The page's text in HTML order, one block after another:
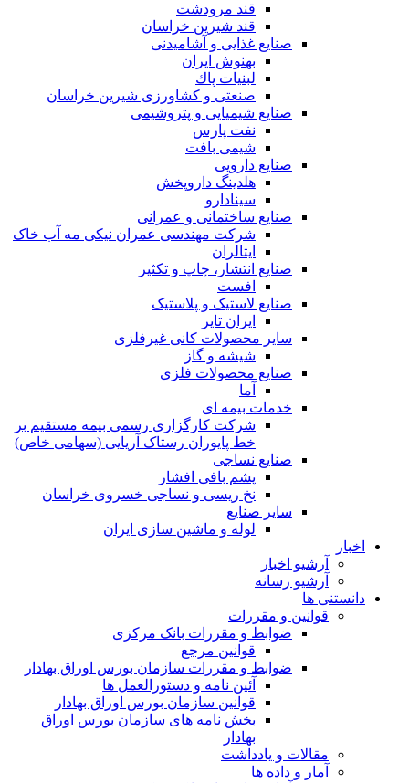
قند مرودشت
قند شیرین خراسان
صنایع غذايی و آشاميدنی
بهنوش ایران
لبنيات پاك
صنعتی و کشاورزی شیرین خراسان
صنایع شیمیایی و پتروشیمی
نفت پارس
شیمی بافت
صنایع دارویی
هلدینگ داروپخش
سینادارو
صنایع ساختمانی و عمرانی
شرکت مهندسی عمران نیکی مه آب خاک
ایتالران
صنایع انتشار، چاپ و تکثير
افست
صنایع لاستیک و پلاستیک
ایران تایر
ساير محصولات كانی غيرفلزی
شیشه و گاز
صنایع محصولات فلزی
آما
خدمات بیمه ای
شرکت کارگزاری رسمی بیمه مستقیم بر
خط پایوران رستاک آریایی (سهامی خاص)
صنایع نساجی
پشم بافی افشار
نخ ریسی و نساجی خسروی خراسان
سایر صنایع
لوله و ماشین سازی ایران
اخبار
آرشیو اخبار
آرشیو رسانه
دانستنی ها
قوانین و مقررات
ضوابط و مقررات بانک مرکزی
قوانين مرجع
ضوابط و مقررات سازمان بورس اوراق بهادار
آئین نامه و دستورالعمل ها
قوانین سازمان بورس اوراق بهادار
بخش نامه های سازمان بورس اوراق
بهادار
مقالات و یادداشت
آمار و داده ها